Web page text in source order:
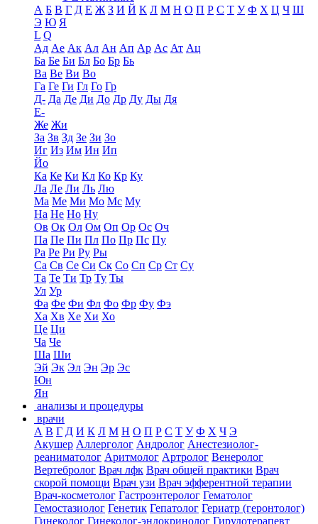
А Б В Г Д Е Ж З И Й К Л М Н О П Р С Т У Ф Х Ц Ч Ш
Э Ю Я
L Q
Ад Ае Ак Ал Ан Ап Ар Ас Ат Ац
Ба Бе Би Бл Бо Бр Бь
Ва Ве Ви Во
Га Ге Ги Гл Го Гр
Д- Да Де Ди До Др Ду Ды Дя
Е-
Же Жи
За Зв Зд Зе Зи Зо
Иг Из Им Ин Ип
Йо
Ка Ке Ки Кл Ко Кр Ку
Ла Ле Ли Ль Лю
Ма Ме Ми Мо Мс Му
На Не Но Ну
Ов Ок Ол Ом Оп Ор Ос Оч
Па Пе Пи Пл По Пр Пс Пу
Ра Ре Ри Ру Ры
Са Св Се Си Ск Со Сп Ср Ст Су
Та Те Ти Тр Ту Ты
Ул Ур
Фа Фе Фи Фл Фо Фр Фу Фэ
Ха Хв Хе Хи Хо
Це Ци
Ча Че
Ша Ши
Эй Эк Эл Эн Эр Эс
Юн
Ян
анализы и процедуры
врачи
А В Г Д И К Л М Н О П Р С Т У Ф Х Ч Э
Акушер Аллерголог Андролог Анестезиолог-
реаниматолог Аритмолог Артролог Венеролог
Вертебролог Врач лфк Врач общей практики Врач
скорой помощи Врач узи Врач эфферентной терапии
Врач-косметолог Гастроэнтеролог Гематолог
Гемостазиолог Генетик Гепатолог Гериатр (геронтолог)
Гинеколог Гинеколог-эндокринолог Гирудотерапевт